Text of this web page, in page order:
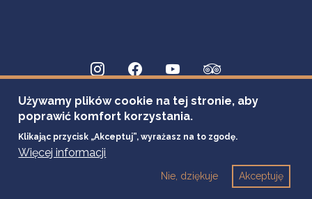
Używamy plików cookie na tej stronie, aby
poprawić komfort korzystania.
Klikając przycisk „Akceptuj”, wyrażasz na to zgodę.
Więcej informacji
Akceptuję
Nie, dziękuje